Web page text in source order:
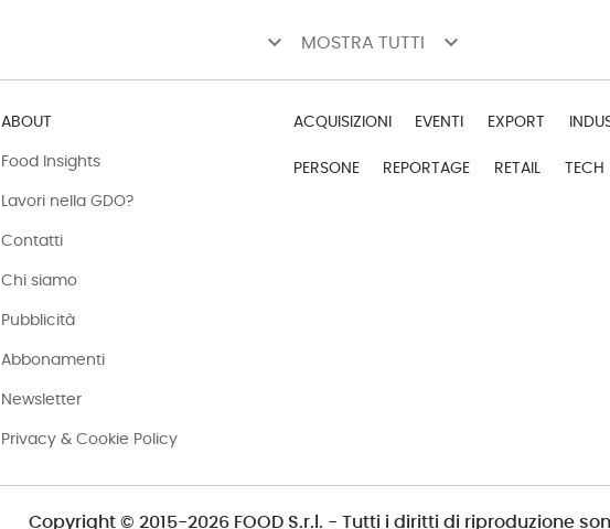
keyboard_arrow_down MOSTRA TUTTI keyboard_arrow_down
ABOUT
Food Insights
Lavori nella GDO?
Contatti
Chi siamo
Pubblicità
Abbonamenti
Newsletter
Privacy & Cookie Policy
ACQUISIZIONI EVENTI EXPORT
PERSONE REPORTAGE RETAIL TECH
Copyright © 2015-2026 FOOD S.r.l. - Tutti i diritti di riproduzione